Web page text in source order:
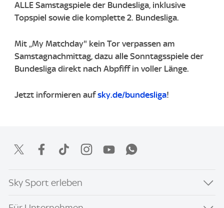
ALLE Samstagspiele der Bundesliga, inklusive
Topspiel sowie die komplette 2. Bundesliga.
Mit „My Matchday" kein Tor verpassen am
Samstagnachmittag, dazu alle Sonntagsspiele der
Bundesliga direkt nach Abpfiff in voller Länge.
Jetzt informieren aufsky.de/bundesliga!
Sky Sport erleben